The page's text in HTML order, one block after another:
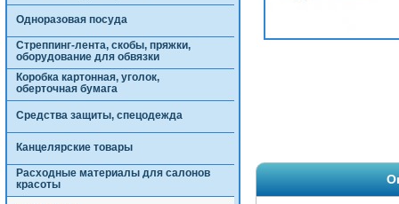
Одноразовая посуда
Стреппинг-лента, скобы, пряжки,
оборудование для обвязки
Коробка картонная, уголок,
оберточная бумага
Средства защиты, спецодежда
Канцелярские товары
Расходные материалы для салонов
красоты